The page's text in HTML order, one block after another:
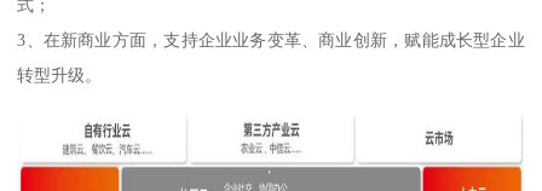
式；
3、在新商业方面，支持企业业务变革、商业创新，赋能成长型企业
转型升级。